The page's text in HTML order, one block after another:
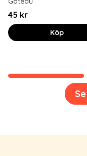
45 kr
Köp